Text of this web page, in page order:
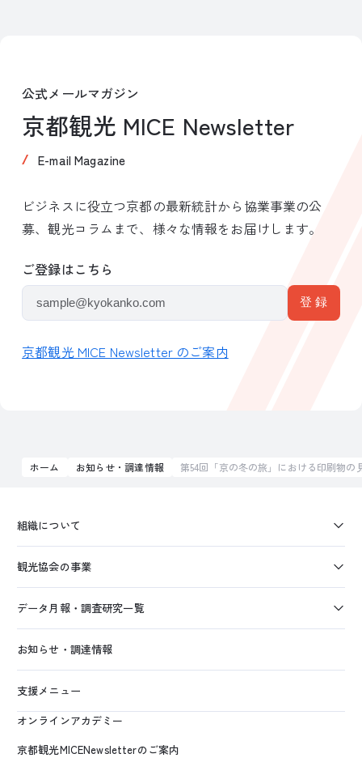
公式メールマガジン
京都観光 MICE Newsletter
E-mail Magazine
ビジネスに役立つ京都の最新統計から協業事業の公
募、観光コラムまで、様々な情報をお届けします。
ご登録はこちら
京都観光 MICE Newsletter のご案内
ホーム お知らせ・調達情報 第54回「京の冬の旅」における印刷物の
組織について
観光協会の事業
データ月報・調査研究一覧
お知らせ・調達情報
支援メニュー
オンラインアカデミー
京都観光MICENewsletterのご案内